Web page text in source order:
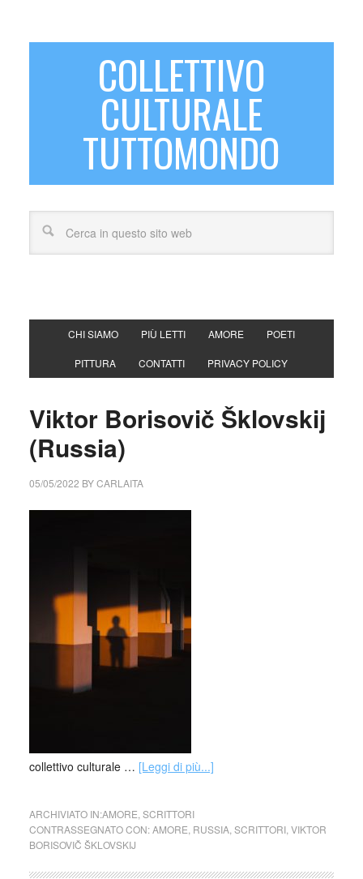
COLLETTIVO
CULTURALE
TUTTOMONDO
CHI SIAMO PIÙ LETTI AMORE POETI
PITTURA CONTATTI PRIVACY POLICY
Viktor Borisovič Šklovskij
(Russia)
05/05/2022 BYCARLAITA
collettivo culturale … [Leggi di più...]
ARCHIVIATO IN:AMORE SCRITTORI
CONTRASSEGNATO CON:AMORE RUSSIA, SCRITTORI, VIKTOR
BORISOVIČ ŠKLOVSKIJ